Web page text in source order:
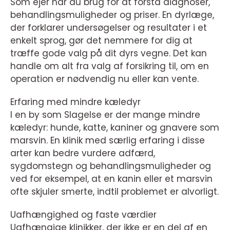
behandlingsmuligheder og priser. En dyrlæge,
der forklarer undersøgelser og resultater i et
enkelt sprog, gør det nemmere for dig at
træffe gode valg på dit dyrs vegne. Det kan
handle om alt fra valg af forsikring til, om en
operation er nødvendig nu eller kan vente.
Erfaring med mindre kæledyr
I en by som Slagelse er der mange mindre
kæledyr: hunde, katte, kaniner og gnavere som
marsvin. En klinik med særlig erfaring i disse
arter kan bedre vurdere adfærd,
sygdomstegn og behandlingsmuligheder og
ved for eksempel, at en kanin eller et marsvin
ofte skjuler smerte, indtil problemet er alvorligt.
Uafhængighed og faste værdier
Uafhængige klinikker, der ikke er en del af en